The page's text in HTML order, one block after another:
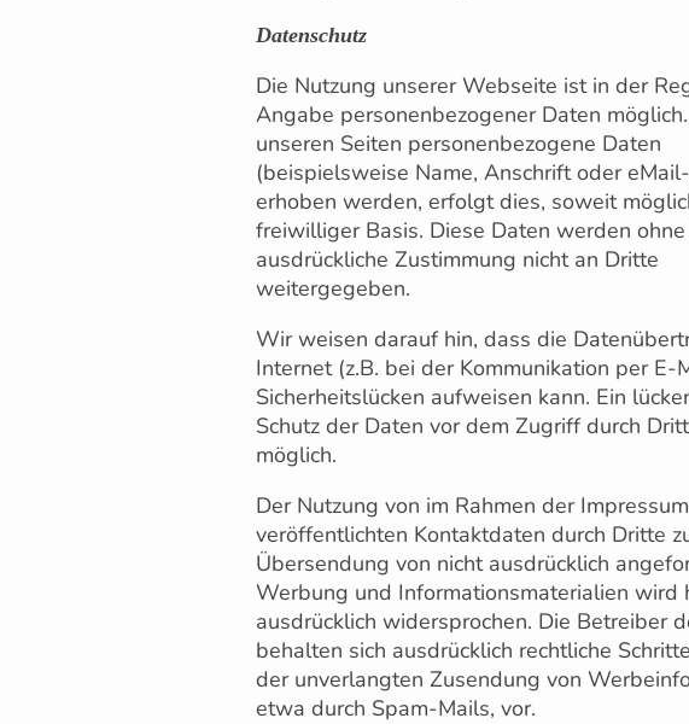
Datenschutz
Die Nutzung unserer Webseite ist in der
Angabe personenbezogener Daten
unseren Seiten personenbezogene Daten
(beispielsweise Name, Anschrift oder
erhoben werden, erfolgt dies, soweit
freiwilliger Basis. Diese Daten werden ohne
ausdrückliche Zustimmung nicht an Dritte
weitergegeben.
Wir weisen darauf hin, dass die
Internet (z.B. bei der Kommunikation per E-
Sicherheitslücken aufweisen kann. Ein
Schutz der Daten vor dem Zugriff durch
möglich.
Der Nutzung von im Rahmen der
veröffentlichten Kontaktdaten durch Dritte
Übersendung von nicht ausdrücklich
Werbung und Informationsmaterialien wird
ausdrücklich widersprochen. Die Betreiber
behalten sich ausdrücklich rechtliche
der unverlangten Zusendung von
etwa durch Spam-Mails, vor.